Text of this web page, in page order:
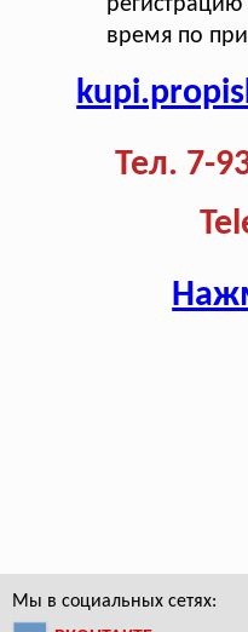
регистрацию
время по
Тел. 7-
Мы в социальных сетях: